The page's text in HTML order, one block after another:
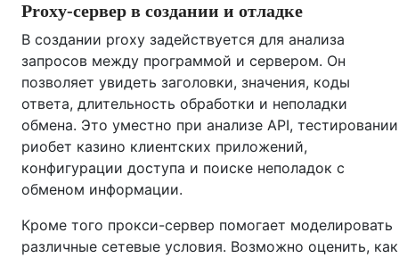
Proxy-сервер в создании и отладке
В создании proxy задействуется для анализа
запросов между программой и сервером. Он
позволяет увидеть заголовки, значения, коды
ответа, длительность обработки и неполадки
обмена. Это уместно при анализе API, тестировании
риобет казино клиентских приложений,
конфигурации доступа и поиске неполадок с
обменом информации.
Кроме того прокси-сервер помогает моделировать
различные сетевые условия. Возможно оценить, как